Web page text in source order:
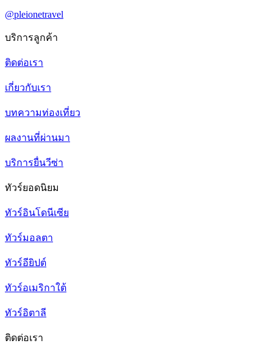
@pleionetravel
บริการลูกค้า
ติดต่อเรา
เกี่ยวกับเรา
บทความท่องเที่ยว
ผลงานที่ผ่านมา
บริการยื่นวีซ่า
ทัวร์ยอดนิยม
ทัวร์อินโดนีเซีย
ทัวร์มอลตา
ทัวร์อียิปต์
ทัวร์อเมริกาใต้
ทัวร์อิตาลี
ติดต่อเรา